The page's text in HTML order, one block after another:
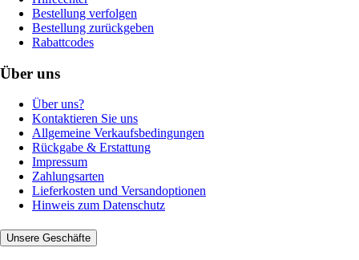
Bestellung verfolgen
Bestellung zurückgeben
Rabattcodes
Über uns
Über uns?
Kontaktieren Sie uns
Allgemeine Verkaufsbedingungen
Rückgabe & Erstattung
Impressum
Zahlungsarten
Lieferkosten und Versandoptionen
Hinweis zum Datenschutz
Unsere Geschäfte